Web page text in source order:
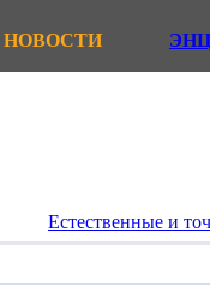
НОВОСТИ
Естественные и